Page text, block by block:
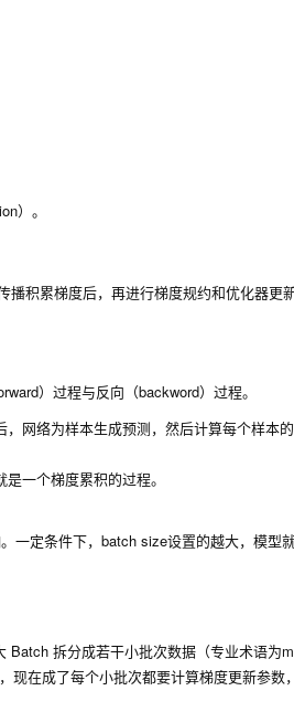
）。
播积累梯度后，再进行梯度规约和优化器更
）过程与反向（backword）过程。
网络为样本生成预测，然后计算每个样本
一个梯度累积的过程。
一定条件下，batch size设置的越大，模型
Batch 拆分成若干小批次数据（专业术语为
现在成了每个小批次都要计算梯度更新参数